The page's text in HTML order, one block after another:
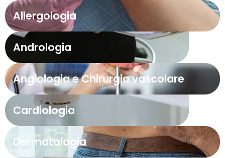
Allergologia
Andrologia
Angiologia e Chirurgia vascolare
Cardiologia
Dermatologia